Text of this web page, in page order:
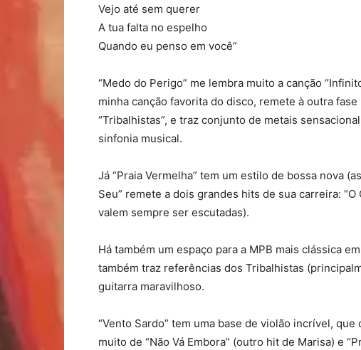
Vejo até sem querer
A tua falta no espelho
Quando eu penso em você”
“Medo do Perigo” me lembra muito a canção
minha canção favorita do disco, remete à outra
“Tribalhistas”, e traz conjunto de metais
sinfonia musical.
Já “Praia Vermelha” tem um estilo de bossa nova
Seu” remete a dois grandes hits de sua carreira: “O
valem sempre ser escutadas).
Há também um espaço para a MPB mais clássica
também traz referências dos Tribalhistas
guitarra maravilhoso.
“Vento Sardo” tem uma base de violão incrível,
muito de “Não Vá Embora” (outro hit de Marisa) e